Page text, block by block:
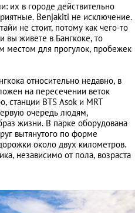
их в городе действительно
Benjakiti не исключение.
не стоит, потому как чего-то
вы живете в Бангкоке, то
местом для прогулок, пробежек
относительно недавно, в
на пересечении веток
станции BTS Asok и MRT
очередь людям,
жизни. В парке оборудована
вытянутого по форме
около двух километров.
независимо от пола, возраста